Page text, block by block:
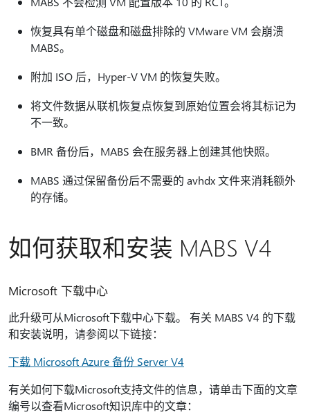
恢复具有单个磁盘和磁盘排除的 VMware VM 会崩溃
MABS。
附加 ISO 后，Hyper-V VM 的恢复失败。
将文件数据从联机恢复点恢复到原始位置会将其标记为
不一致。
BMR 备份后，MABS 会在服务器上创建其他快照。
MABS 通过保留备份后不需要的 avhdx 文件来消耗额外
的存储。
如何获取和安装 MABS V4
Microsoft 下载中心
此升级可从Microsoft下载中心下载。 有关 MABS V4 的下载
和安装说明，请参阅以下链接：
下载 Microsoft Azure 备份 Server V4
有关如何下载Microsoft支持文件的信息，请单击下面的文章
编号以查看Microsoft知识库中的文章：